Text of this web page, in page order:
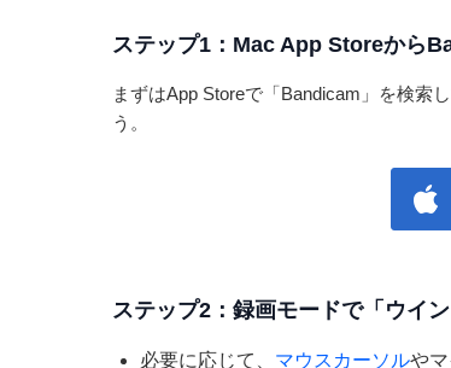
ステップ1：Mac App Storeから
まずはApp Storeで「Bandicam」を検索
う。
ステップ2：録画モードで「ウイ
必要に応じて、 マウスカーソルや